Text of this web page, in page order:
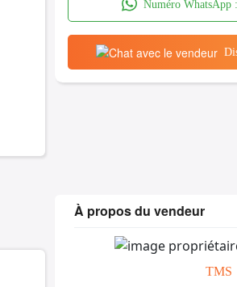
Numéro WhatsApp :
À propos du vendeur
TMS